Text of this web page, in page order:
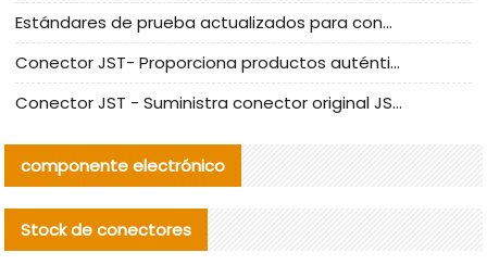
Estándares de prueba actualizados para conectores nacionales bajo la referencia de CLIFF
Conector JST- Proporciona productos auténticos y alternativos del conector JST NSHR-02V-S
Conector JST - Suministra conector original JST GHR-09V-S | productos alternativos
componente electrónico
Stock de conectores